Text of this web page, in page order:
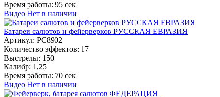
Время работы: 95 сек
Видео Нет в наличии
Батареи салютов и фейерверков РУССКАЯ ЕВРАЗИЯ
Артикул: РС8902
Количество эффектов: 17
Выстрелы: 150
Калибр: 1,25
Время работы: 70 сек
Видео Нет в наличии